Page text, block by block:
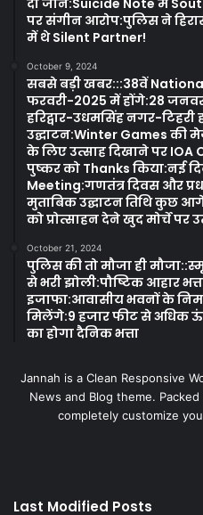
दी जान:Suicide Note में
पर संगीन आरोप:पुलिस ने
में थे Silent Partner!
October 9, 2024
सबसे बड़ी खबर:::38वें
फरवरी-2025 में होंगे:28
हरिद्वार-उधमसिंह नगर-
उद्घाटन:Winter Games की
के लिए उत्साह दिखाने पर IOA
पुष्कर को Thanks किया:नई
Meeting:गणतंत्र दिवस और
मुताबिक उद्घाटन तिथि कुछ
को प्रोत्साहन देने खुद मोर्चे पर
October 21, 2024
पुलिस की तो मौजा ही
से भरी झोली:पौष्टिक आहार
इजाफा:आवासीय भवनों के
मिलेंगे:9 हजार फीट से अधिक
का होगा दैनिक भत्ता
Jannah is a Clean Responsive
News and Blog theme.
completely customize
Last Modified Posts